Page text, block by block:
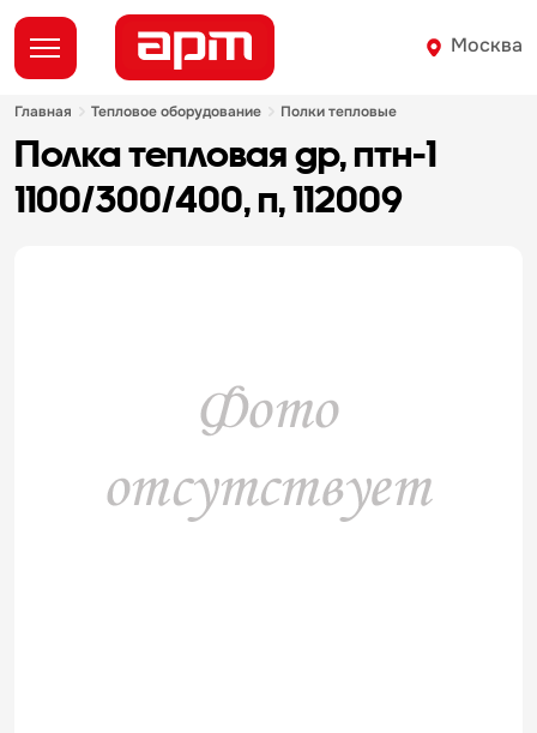
Москва
главная тепловое оборудование полки тепловые
полка тепловая gp, птн-1
1100/300/400, п, 112009